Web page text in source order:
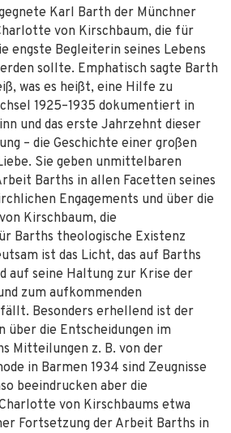
Karl Barth der Münchner
von Kirschbaum, die für
engste Begleiterin seines Lebens
sollte. Emphatisch sagte Barth
was es heißt, eine Hilfe zu
1925–1935 dokumentiert in
und das erste Jahrzehnt dieser
– die Geschichte einer großen
Sie geben unmittelbaren
Barths in allen Facetten seines
Engagements und über die
Kirschbaum, die
Barths theologische Existenz
ist das Licht, das auf Barths
auf seine Haltung zur Krise der
zum aufkommenden
Besonders erhellend ist der
über die Entscheidungen im
Mitteilungen z. B. von der
in Barmen 1934 sind Zeugnisse
beeindrucken aber die
von Kirschbaums etwa
Fortsetzung der Arbeit Barths in